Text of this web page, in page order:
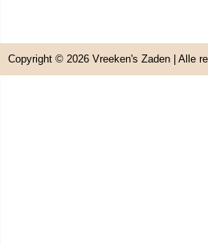
Copyright © 2026 Vreeken's Zaden | Alle